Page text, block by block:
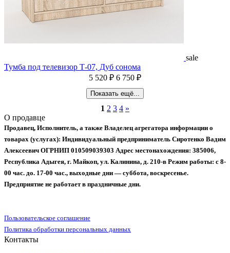
sale
Тумба под телевизор Т-07, Дуб сонома
5 520 ₽ 6 750 ₽
Показать ещё...
1 2 3 4 »
О продавце
Продавец, Исполнитель, а также Владелец агрегатора информации о
товарах (услугах): Индивидуальный предприниматель Сиротенко Вадим
Алексеевич ОГРНИП 010509039303 Адрес местонахождения: 385006,
Республика Адыгея, г. Майкоп, ул. Калинина, д. 210-в Режим работы: с 8-
00 час. до. 17-00 час., выходные дни — суббота, воскресенье.
Предприятие не работает в праздничные дни.
Пользовательское соглашение
Политика обработки персональных данных
Контакты